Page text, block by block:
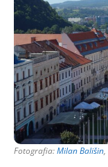
Fotografia:Milan Bališin,